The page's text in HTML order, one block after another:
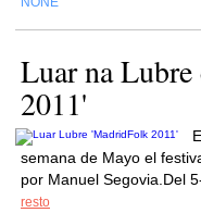
Luar na
2011'
semana de Mayo el
por Manuel Segovia.Del
resto